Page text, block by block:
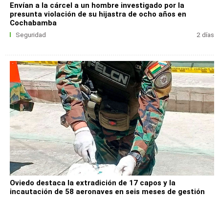
Envían a la cárcel a un hombre investigado por la
presunta violación de su hijastra de ocho años en
Cochabamba
Seguridad 2 días
Oviedo destaca la extradición de 17 capos y la
incautación de 58 aeronaves en seis meses de gestión